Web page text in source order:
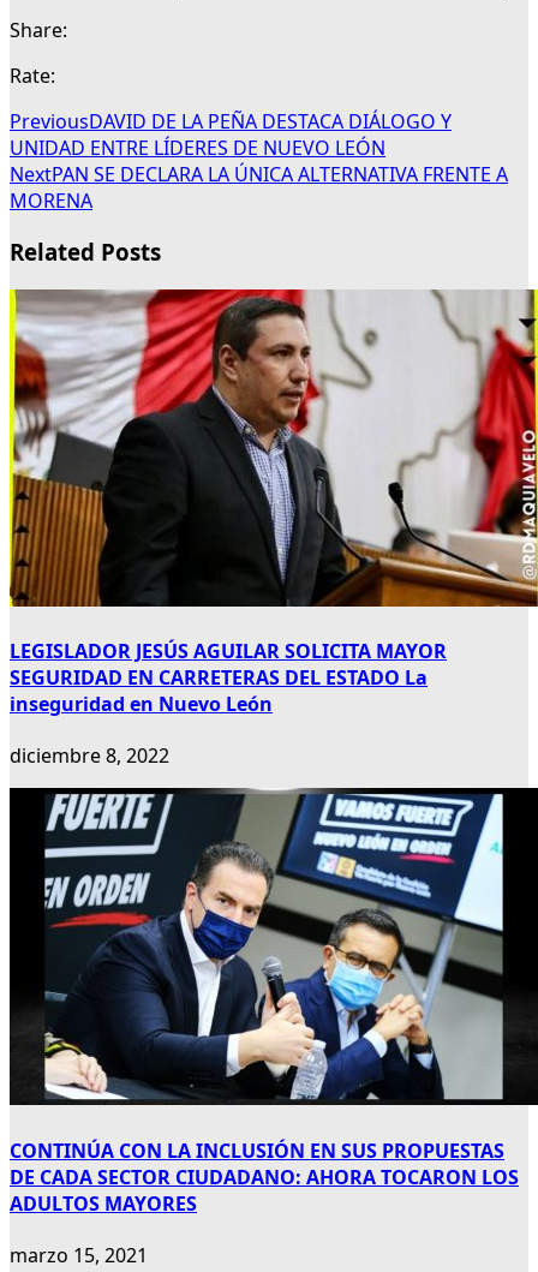
Share:
Rate:
PreviousDAVID DE LA PEÑA DESTACA DIÁLOGO Y
UNIDAD ENTRE LÍDERES DE NUEVO LEÓN
NextPAN SE DECLARA LA ÚNICA ALTERNATIVA FRENTE A
MORENA
Related Posts
LEGISLADOR JESÚS AGUILAR SOLICITA MAYOR
SEGURIDAD EN CARRETERAS DEL ESTADO La
inseguridad en Nuevo León
diciembre 8, 2022
CONTINÚA CON LA INCLUSIÓN EN SUS PROPUESTAS
DE CADA SECTOR CIUDADANO: AHORA TOCARON LOS
ADULTOS MAYORES
marzo 15, 2021